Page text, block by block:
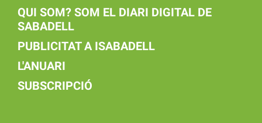
QUI SOM? SOM EL DIARI DIGITAL DE
SABADELL
PUBLICITAT A ISABADELL
L'ANUARI
SUBSCRIPCIÓ